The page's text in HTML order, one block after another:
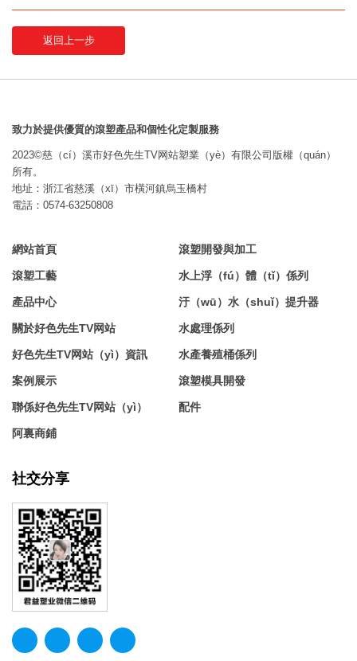
返回上一步
致力於提供優質的滾塑產品和個性化定製服務
2023©慈（cí）溪市好色先生TV网站塑業（yè）有限公司版權（quán）
所有。
地址：浙江省慈溪（xī）市橫河鎮烏玉橋村
電話：0574-63250808
網站首頁
滾塑工藝
產品中心
關於好色先生TV网站
好色先生TV网站（yì）資訊
案例展示
聯係好色先生TV网站（yì）
阿裏商鋪
滾塑開發與加工
水上浮（fú）體（tǐ）係列
汙（wū）水（shuǐ）提升器
水處理係列
水產養殖桶係列
滾塑模具開發
配件
社交分享